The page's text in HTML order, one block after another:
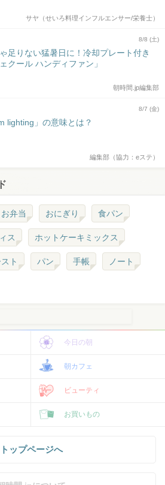
サヤ（せいろ料理インフルエンサー/栄養士）
8/8 (土)
足りない猛暑日に！冷却プレート付き
クール ハンディファン」
朝時間.jp編集部
8/7 (金)
lighting」の意味とは？
編集部（協力：eステ）
お弁当 おにぎり 食パン
ス ホットケーキミックス
スト パン 手帳 ノート
今日の朝
朝カフェ
ビューティ
お買いもの
トップページへ